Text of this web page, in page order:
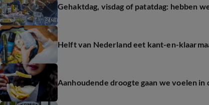
Gehaktdag, visdag of patatdag: hebben
Helft van Nederland eet kant-en-
Aanhoudende droogte gaan we voelen